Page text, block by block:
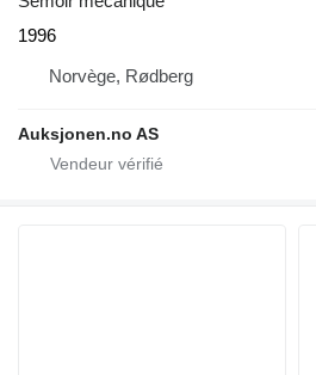
1996
Norvège, Rødberg
Auksjonen.no AS